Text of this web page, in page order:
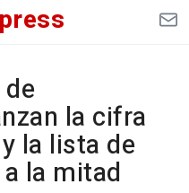
press
la cifra
la lista de
la mitad